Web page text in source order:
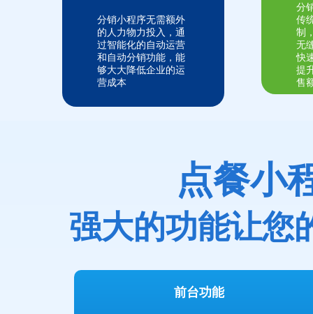
分销小程序无需额外
的人力物力投入，通
过智能化的自动运营
和自动分销功能，能
够大大降低企业的运
营成本
分
传
制
无
快
提
售
点餐小
强大的功能让您
前台功能